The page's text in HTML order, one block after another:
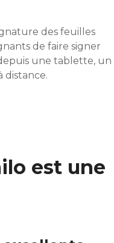
des feuilles
de faire signer
une tablette, un
distance.
est une